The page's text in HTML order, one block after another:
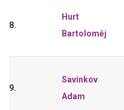
8.
Hurt
Bartoloměj
9.
Savinkov
Adam